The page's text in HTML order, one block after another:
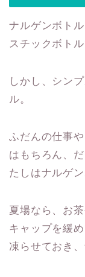
ナルゲンボト
スチックボトル
しかし、シン
ル。
ふだんの仕事
はもちろん、
たしはナルゲ
夏場なら、お
キャップを緩
凍らせておき